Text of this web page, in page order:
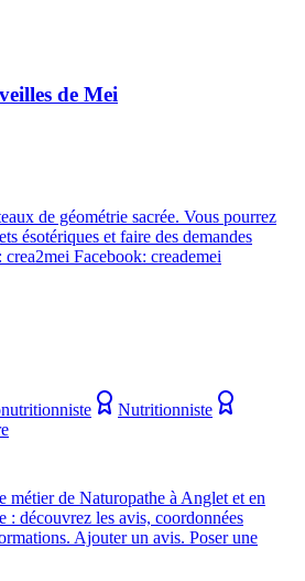
de Mei
de géométrie sacrée. Vous pourrez
ésotériques et faire des demandes
Facebook: creademei
Nutritionniste
métier de Naturopathe à Anglet et en
découvrez les avis, coordonnées
Ajouter un avis. Poser une